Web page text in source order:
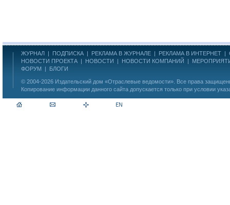
ЖУРНАЛ | ПОДПИСКА | РЕКЛАМА В ЖУРНАЛЕ | РЕКЛАМА В ИНТЕРНЕТ |
НОВОСТИ ПРОЕКТА | НОВОСТИ | НОВОСТИ КОМПАНИЙ |
ФОРУМ | БЛОГИ
© 2004-2026 Издательский дом «Отраслевые ведомости» . Все права
Копирование информации данного сайта допускается только при условии